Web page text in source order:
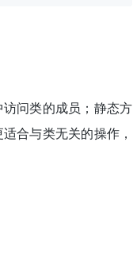
问类的成员；静态方
合与类无关的操作，